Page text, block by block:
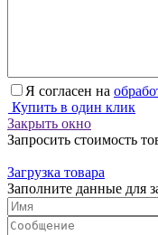
Я согласен на
Купить в один клик
Закрыть окно
Запросить стоимость
Загрузка товара
Заполните данные для